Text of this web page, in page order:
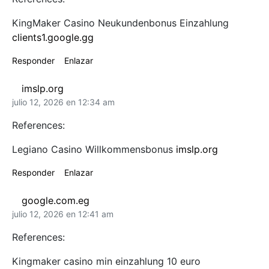
KingMaker Casino Neukundenbonus Einzahlung
clients1.google.gg
Responder Enlazar
imslp.org
julio 12, 2026 en 12:34 am
References:
Legiano Casino Willkommensbonus imslp.org
Responder Enlazar
google.com.eg
julio 12, 2026 en 12:41 am
References:
Kingmaker casino min einzahlung 10 euro